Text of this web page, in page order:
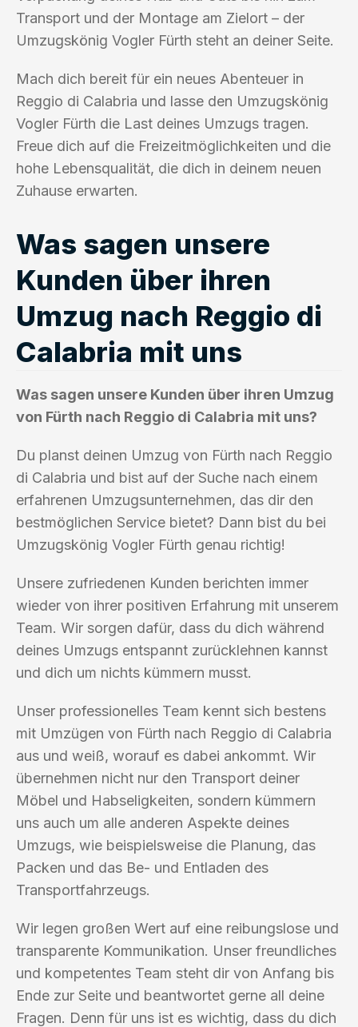
Transport und der Montage am Zielort – der
Umzugskönig Vogler Fürth steht an deiner Seite.
Mach dich bereit für ein neues Abenteuer in
Reggio di Calabria und lasse den Umzugskönig
Vogler Fürth die Last deines Umzugs tragen.
Freue dich auf die Freizeitmöglichkeiten und die
hohe Lebensqualität, die dich in deinem neuen
Zuhause erwarten.
Was sagen unsere
Kunden über ihren
Umzug nach Reggio di
Calabria mit uns
Was sagen unsere Kunden über ihren Umzug
von Fürth nach Reggio di Calabria mit uns?
Du planst deinen Umzug von Fürth nach Reggio
di Calabria und bist auf der Suche nach einem
erfahrenen Umzugsunternehmen, das dir den
bestmöglichen Service bietet? Dann bist du bei
Umzugskönig Vogler Fürth genau richtig!
Unsere zufriedenen Kunden berichten immer
wieder von ihrer positiven Erfahrung mit unserem
Team. Wir sorgen dafür, dass du dich während
deines Umzugs entspannt zurücklehnen kannst
und dich um nichts kümmern musst.
Unser professionelles Team kennt sich bestens
mit Umzügen von Fürth nach Reggio di Calabria
aus und weiß, worauf es dabei ankommt. Wir
übernehmen nicht nur den Transport deiner
Möbel und Habseligkeiten, sondern kümmern
uns auch um alle anderen Aspekte deines
Umzugs, wie beispielsweise die Planung, das
Packen und das Be- und Entladen des
Transportfahrzeugs.
Wir legen großen Wert auf eine reibungslose und
transparente Kommunikation. Unser freundliches
und kompetentes Team steht dir von Anfang bis
Ende zur Seite und beantwortet gerne all deine
Fragen. Denn für uns ist es wichtig, dass du dich